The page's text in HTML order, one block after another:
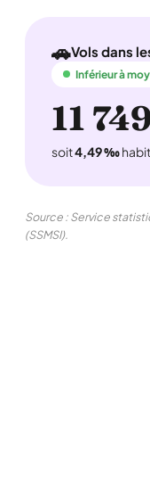
🚗Vols dans
Inférieur à
11
soit4,49 ‰
Source : Service
(SSMSI).